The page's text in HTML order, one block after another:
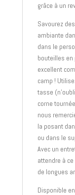
grâce à un
Savourez
ambiante
dans le
bouteilles en
excellent
camp !
tasse
corne
nous
la posant
ou dans le
Avec un
attendre à
de longues
Disponible